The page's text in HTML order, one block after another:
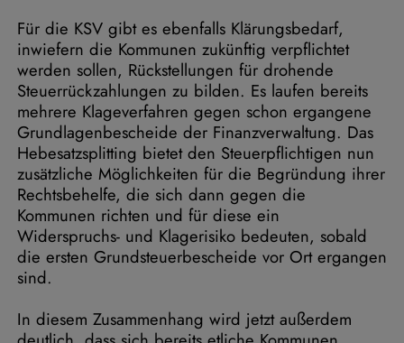
Für die KSV gibt es ebenfalls Klärungsbedarf,
inwiefern die Kommunen zukünftig verpflichtet
werden sollen, Rückstellungen für drohende
Steuerrückzahlungen zu bilden. Es laufen bereits
mehrere Klageverfahren gegen schon ergangene
Grundlagenbescheide der Finanzverwaltung. Das
Hebesatzsplitting bietet den Steuerpflichtigen nun
zusätzliche Möglichkeiten für die Begründung ihrer
Rechtsbehelfe, die sich dann gegen die
Kommunen richten und für diese ein
Widerspruchs- und Klagerisiko bedeuten, sobald
die ersten Grundsteuerbescheide vor Ort ergangen
sind.
In diesem Zusammenhang wird jetzt außerdem